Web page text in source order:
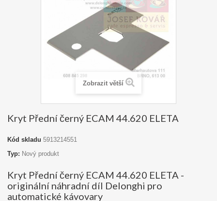
Zobrazit větší
Kryt Přední černý ECAM 44.620 ELETA
Kód skladu 5913214551
Typ: Nový produkt
Kryt Přední černý ECAM 44.620 ELETA -
originální náhradní díl Delonghi pro
automatické kávovary